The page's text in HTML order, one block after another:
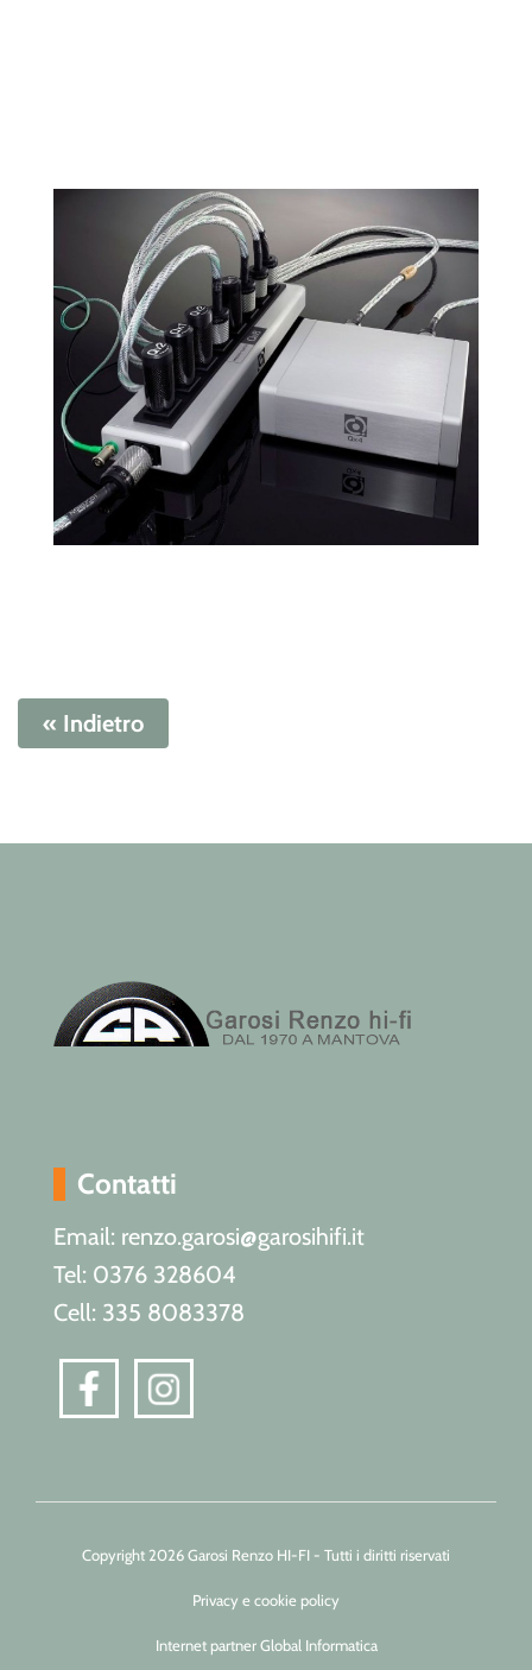
« Indietro
Contatti
Email: renzo.garosi@garosihifi.it
Tel: 0376 328604
Cell: 335 8083378
Copyright 2026 Garosi Renzo HI-FI - Tutti i diritti riservati
Privacy e cookie policy
Internet partner Global Informatica